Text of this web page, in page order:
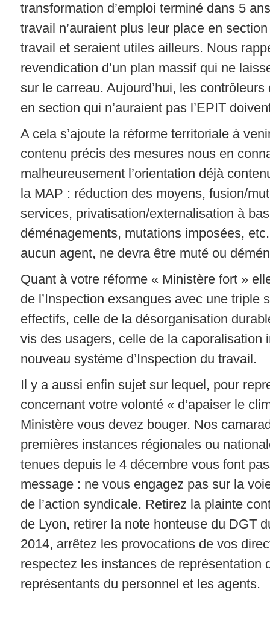
transformation d’emploi terminé dans 5
travail n’auraient plus leur place en
travail et seraient utiles ailleurs. Nous
revendication d’un plan massif qui ne
sur le carreau. Aujourd’hui, les
en section qui n’auraient pas l’EPIT
A cela s’ajoute la réforme territoriale à
contenu précis des mesures nous en
malheureusement l’orientation déjà
la MAP : réduction des moyens, fusion/
services, privatisation/externalisation à
déménagements, mutations imposées,
aucun agent, ne devra être muté ou
Quant à votre réforme « Ministère fort »
de l’Inspection exsangues avec une triple
effectifs, celle de la désorganisation
vis des usagers, celle de la caporalisation
nouveau système d’Inspection du travail.
Il y a aussi enfin sujet sur lequel, pour
concernant votre volonté « d’apaiser le
Ministère vous devez bouger. Nos
premières instances régionales ou
tenues depuis le 4 décembre vous font
message : ne vous engagez pas sur la
de l’action syndicale. Retirez la plainte
de Lyon, retirer la note honteuse du DGT
2014, arrêtez les provocations de vos
respectez les instances de représentation
représentants du personnel et les agents.